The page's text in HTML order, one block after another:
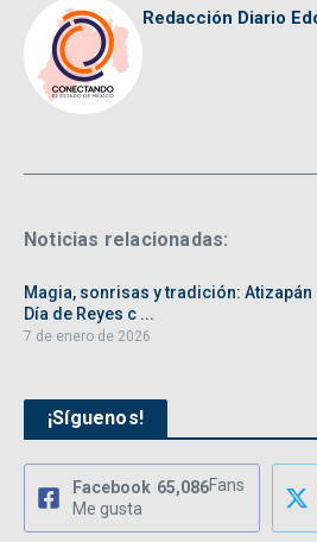
Redacción Diario
Noticias relacionadas:
Magia, sonrisas y tradición: Atizapán
Día de Reyes c ...
7 de enero de 2026
¡Síguenos!
Facebook 65,086Fans
Me gusta